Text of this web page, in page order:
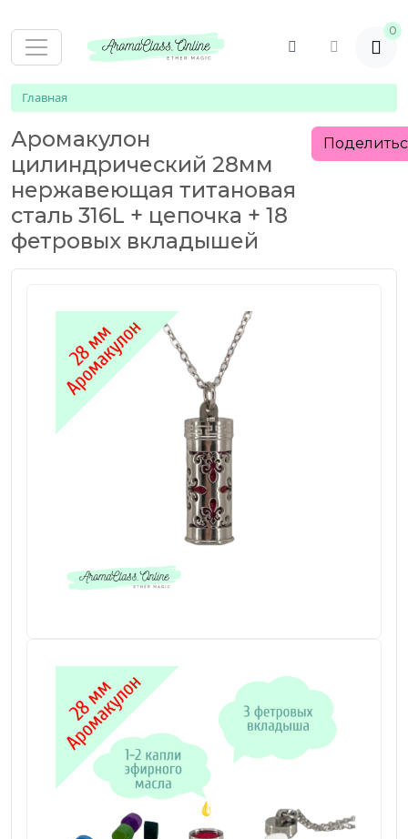
0
Главная
Аромакулон
цилиндрический 28мм
нержавеющая титановая
сталь 316L + цепочка + 18
фетровых вкладышей